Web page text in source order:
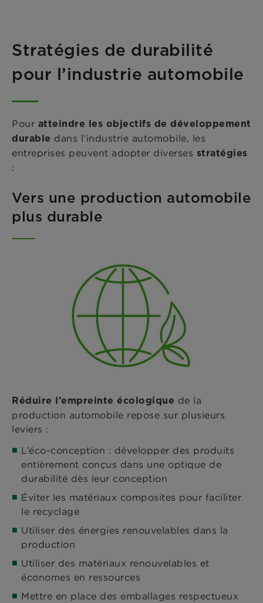
Stratégies de durabilité
pour l’industrie automobile
Pour atteindre les objectifs de développement
durable dans l’industrie automobile, les
entreprises peuvent adopter diverses stratégies
:
Vers une production automobile
plus durable
Réduire l’empreinte écologique de la
production automobile repose sur plusieurs
leviers :
L’éco-conception : développer des produits
entièrement conçus dans une optique de
durabilité dès leur conception
Éviter les matériaux composites pour faciliter
le recyclage
Utiliser des énergies renouvelables dans la
production
Utiliser des matériaux renouvelables et
économes en ressources
Mettre en place des emballages respectueux